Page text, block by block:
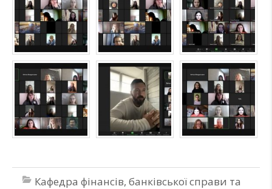
Кафедра фінансів, банківської справи та